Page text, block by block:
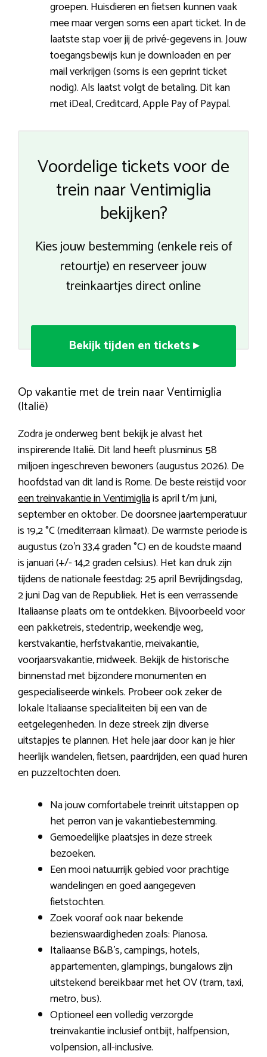
groepen. Huisdieren en fietsen kunnen vaak
mee maar vergen soms een apart ticket. In de
laatste stap voer jij de privé-gegevens in. Jouw
toegangsbewijs kun je downloaden en per
mail verkrijgen (soms is een geprint ticket
nodig). Als laatst volgt de betaling. Dit kan
met iDeal, Creditcard, Apple Pay of Paypal.
Voordelige tickets voor de
trein naar Ventimiglia
bekijken?
Kies jouw bestemming (enkele reis of
retourtje) en reserveer jouw
treinkaartjes direct online
Bekijk tijden en tickets ▸
Op vakantie met de trein naar Ventimiglia
(Italië)
Zodra je onderweg bent bekijk je alvast het
inspirerende Italië. Dit land heeft plusminus 58
miljoen ingeschreven bewoners (augustus 2026). De
hoofdstad van dit land is Rome. De beste reistijd voor
een treinvakantie in Ventimigliais april t/m juni,
september en oktober. De doorsnee jaartemperatuur
is 19,2 °C (mediterraan klimaat). De warmste periode is
augustus (zo’n 33,4 graden °C) en de koudste maand
is januari (+/- 14,2 graden celsius). Het kan druk zijn
tijdens de nationale feestdag: 25 april Bevrijdingsdag,
2 juni Dag van de Republiek. Het is een verrassende
Italiaanse plaats om te ontdekken. Bijvoorbeeld voor
een pakketreis, stedentrip, weekendje weg,
kerstvakantie, herfstvakantie, meivakantie,
voorjaarsvakantie, midweek. Bekijk de historische
binnenstad met bijzondere monumenten en
gespecialiseerde winkels. Probeer ook zeker de
lokale Italiaanse specialiteiten bij een van de
eetgelegenheden. In deze streek zijn diverse
uitstapjes te plannen. Het hele jaar door kan je hier
heerlijk wandelen, fietsen, paardrijden, een quad huren
en puzzeltochten doen.
Na jouw comfortabele treinrit uitstappen op
het perron van je vakantiebestemming.
Gemoedelijke plaatsjes in deze streek
bezoeken.
Een mooi natuurrijk gebied voor prachtige
wandelingen en goed aangegeven
fietstochten.
Zoek vooraf ook naar bekende
bezienswaardigheden zoals: Pianosa.
Italiaanse B&B’s, campings, hotels,
appartementen, glampings, bungalows zijn
uitstekend bereikbaar met het OV (tram, taxi,
metro, bus).
Optioneel een volledig verzorgde
treinvakantie inclusief ontbijt, halfpension,
volpension, all-inclusive.